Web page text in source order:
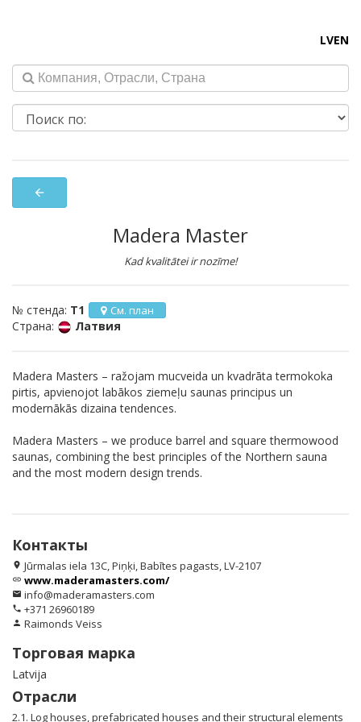
LVEN
arrow_back
Madera Master
Kad kvalitātei ir nozīme!
№ стенда: T1 См. план
Страна: Латвия
Madera Masters – ražojam mucveida un kvadrāta termokoka
pirtis, apvienojot labākos ziemeļu saunas principus un
modernākās dizaina tendences.
Madera Masters – we produce barrel and square thermowood
saunas, combining the best principles of the Northern sauna
and the most modern design trends.
Контакты
location_on Jūrmalas iela 13C, Piņķi, Babītes pagasts, LV-2107
link www.maderamasters.com/
email info@maderamasters.com
phone +371 26960189
person Raimonds Veiss
Торговая марка
Latvija
Отрасли
2.1. Log houses, prefabricated houses and their structural elements